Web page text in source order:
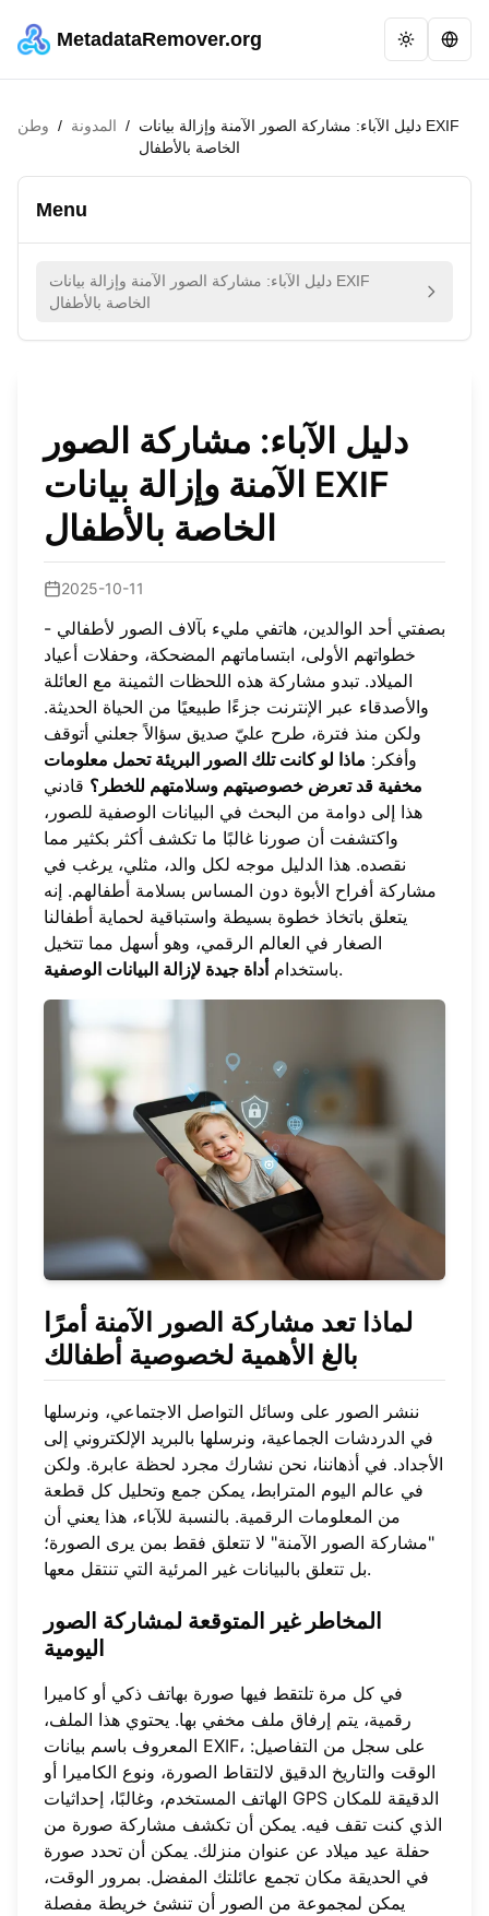
MetadataRemover.org
وطن / المدونة / دليل الآباء: مشاركة الصور الآمنة وإزالة بيانات EXIF
الخاصة بالأطفال
Menu
دليل الآباء: مشاركة الصور الآمنة وإزالة بيانات EXIF
الخاصة بالأطفال
دليل الآباء: مشاركة الصور
الآمنة وإزالة بيانات EXIF
الخاصة بالأطفال
2025-10-11
بصفتي أحد الوالدين، هاتفي مليء بآلاف الصور لأطفالي -
خطواتهم الأولى، ابتساماتهم المضحكة، وحفلات أعياد
الميلاد. تبدو مشاركة هذه اللحظات الثمينة مع العائلة
والأصدقاء عبر الإنترنت جزءًا طبيعيًا من الحياة الحديثة.
ولكن منذ فترة، طرح عليّ صديق سؤالاً جعلني أتوقف
وأفكر: ماذا لو كانت تلك الصور البريئة تحمل معلومات
مخفية قد تعرض خصوصيتهم وسلامتهم للخطر؟ قادني
هذا إلى دوامة من البحث في البيانات الوصفية للصور،
واكتشفت أن صورنا غالبًا ما تكشف أكثر بكثير مما
نقصده. هذا الدليل موجه لكل والد، مثلي، يرغب في
مشاركة أفراح الأبوة دون المساس بسلامة أطفالهم. إنه
يتعلق باتخاذ خطوة بسيطة واستباقية لحماية أطفالنا
الصغار في العالم الرقمي، وهو أسهل مما تتخيل
باستخدامأداة جيدة لإزالة البيانات الوصفية .
لماذا تعد مشاركة الصور الآمنة أمرًا
بالغ الأهمية لخصوصية أطفالك
ننشر الصور على وسائل التواصل الاجتماعي، ونرسلها
في الدردشات الجماعية، ونرسلها بالبريد الإلكتروني إلى
الأجداد. في أذهاننا، نحن نشارك مجرد لحظة عابرة. ولكن
في عالم اليوم المترابط، يمكن جمع وتحليل كل قطعة
من المعلومات الرقمية. بالنسبة للآباء، هذا يعني أن
"مشاركة الصور الآمنة" لا تتعلق فقط بمن يرى الصورة؛
بل تتعلق بالبيانات غير المرئية التي تنتقل معها.
المخاطر غير المتوقعة لمشاركة الصور
اليومية
في كل مرة تلتقط فيها صورة بهاتف ذكي أو كاميرا
رقمية، يتم إرفاق ملف مخفي بها. يحتوي هذا الملف،
المعروف باسم بيانات EXIF، على سجل من التفاصيل:
الوقت والتاريخ الدقيق لالتقاط الصورة، ونوع الكاميرا أو
الهاتف المستخدم، وغالبًا، إحداثيات GPS الدقيقة للمكان
الذي كنت تقف فيه. يمكن أن تكشف مشاركة صورة من
حفلة عيد ميلاد عن عنوان منزلك. يمكن أن تحدد صورة
في الحديقة مكان تجمع عائلتك المفضل. بمرور الوقت،
يمكن لمجموعة من الصور أن تنشئ خريطة مفصلة